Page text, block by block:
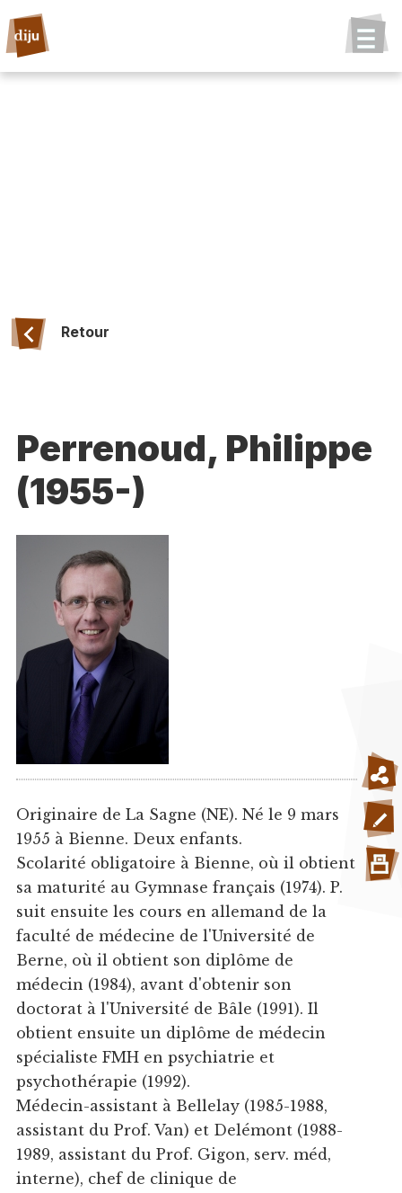
Retour
Perrenoud, Philippe
(1955-)
Originaire de La Sagne (NE). Né le 9 mars
1955 à Bienne. Deux enfants.
Scolarité obligatoire à Bienne, où il obtient
sa maturité au Gymnase français (1974). P.
suit ensuite les cours en allemand de la
faculté de médecine de l'Université de
Berne, où il obtient son diplôme de
médecin (1984), avant d'obtenir son
doctorat à l'Université de Bâle (1991). Il
obtient ensuite un diplôme de médecin
spécialiste FMH en psychiatrie et
psychothérapie (1992).
Médecin-assistant à Bellelay (1985-1988,
assistant du Prof. Van) et Delémont (1988-
1989, assistant du Prof. Gigon, serv. méd,
interne), chef de clinique de